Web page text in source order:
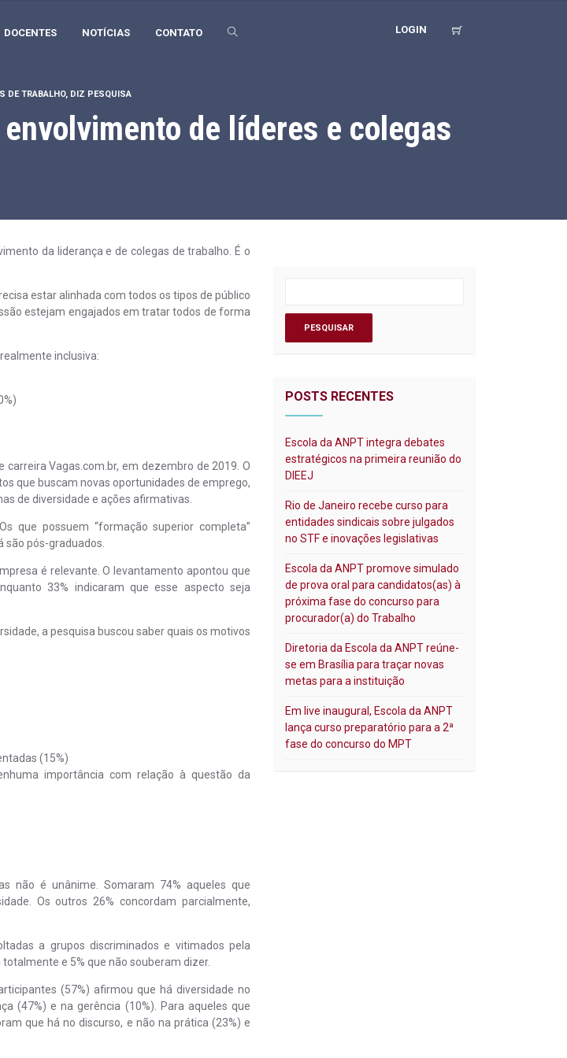
DOCENTES NOTÍCIAS CONTATO LOGIN
DE TRABALHO, DIZ PESQUISA
de líderes e colegas
da liderança e de colegas de trabalho. É o
estar alinhada com todos os tipos de público
estejam engajados em tratar todos de forma
inclusiva:
Vagas.com.br, em dezembro de 2019. O
que buscam novas oportunidades de emprego,
de diversidade e ações afirmativas.
que possuem “formação superior completa”
pós-graduados.
é relevante. O levantamento apontou que
33% indicaram que esse aspecto seja
a pesquisa buscou saber quais os motivos
(15%)
importância com relação à questão da
não é unânime. Somaram 74% aqueles que
Os outros 26% concordam parcialmente,
a grupos discriminados e vitimados pela
e 5% que não souberam dizer.
(57%) afirmou que há diversidade no
(47%) e na gerência (10%). Para aqueles que
que há no discurso, e não na prática (23%) e
POSTS RECENTES
Escola da ANPT integra debates
estratégicos na primeira reunião do
DIEEJ
Rio de Janeiro recebe curso para
entidades sindicais sobre julgados
no STF e inovações legislativas
Escola da ANPT promove simulado
de prova oral para candidatos(as) à
próxima fase do concurso para
procurador(a) do Trabalho
Diretoria da Escola da ANPT reúne-
se em Brasília para traçar novas
metas para a instituição
Em live inaugural, Escola da ANPT
lança curso preparatório para a 2ª
fase do concurso do MPT